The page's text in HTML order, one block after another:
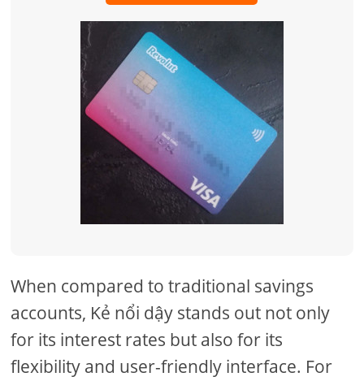
When compared to traditional savings
accounts, Kẻ nổi dậy stands out not only
for its interest rates but also for its
flexibility and user-friendly interface. For